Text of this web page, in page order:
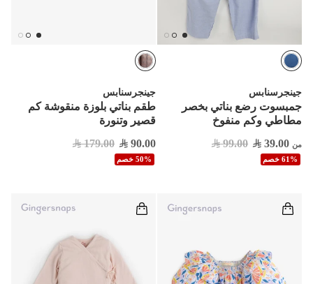
جينجرسنابس
جمبسوت رضع بناتي بخصر
مطاطي وكم منفوخ
من 39.00
99.00
61% خصم
جينجرسنابس
طقم بناتي بلوزة منقوشة كم
قصير وتنورة
90.00
179.00
50% خصم